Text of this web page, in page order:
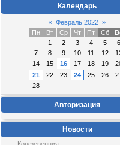
Календарь
« Февраль 2022 »
Пн
Вт Ср Чт Пт Сб
1
2 3 4 5
6
7
8 9 10 11 12
14
15 16 17 18 19
21
22 23 24 25 26
28
Авторизация
Новости